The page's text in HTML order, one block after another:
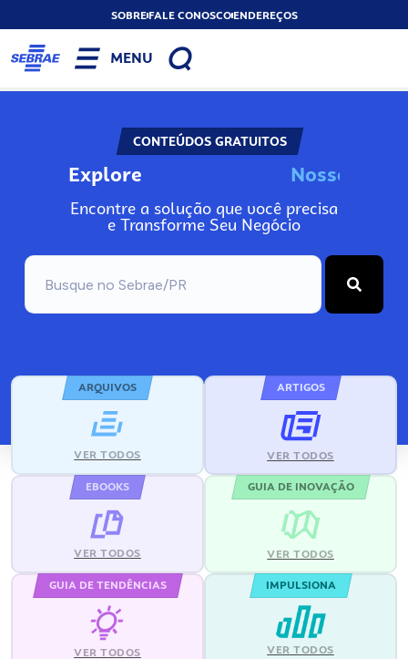
SOBREFALE CONOSCOENDEREÇOS
MENU
CONTEÚDOS GRATUITOS
Explore Nosso
Encontre a solução que você precisa
e Transforme Seu Negócio
ARQUIVOS
VER TODOS
ARTIGOS
VER TODOS
EBOOKS
VER TODOS
GUIA DE INOVAÇÃO
VER TODOS
GUIA DE TENDÊNCIAS
VER TODOS
IMPULSIONA
VER TODOS